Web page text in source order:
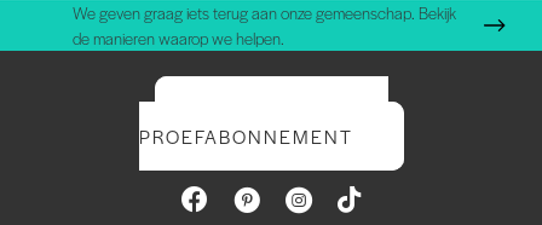
We geven graag iets terug aan onze gemeenschap. Bekijk
de manieren waarop we helpen.
PROEFABONNEMENT